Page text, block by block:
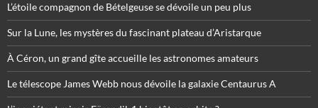
L’étoile compagnon de Bételgeuse se dévoile un peu plus
Sur la Lune, les mystères du fascinant plateau d’Aristarque
À Céron, un grand gîte accueille les astronomes amateurs
Le télescope James Webb nous dévoile la galaxie Centaurus A